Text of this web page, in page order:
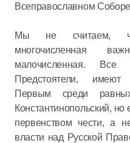
Всеправославном Соборе
Мы не считаем,
многочисленная
малочисленная.
Предстоятели, имеют
Первым среди
Константинопольский, но
первенством чести, а
власти над Русской